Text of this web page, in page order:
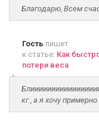
Благодарю, Всем
Гость пишет
к статье: Как
потери веса
кг , а я хочу